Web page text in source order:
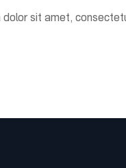
dolor sit amet,